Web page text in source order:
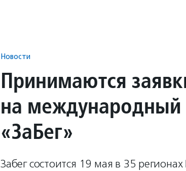
Новости
Принимаются
на международный
«ЗаБег»
Забег состоится 19 мая в 35